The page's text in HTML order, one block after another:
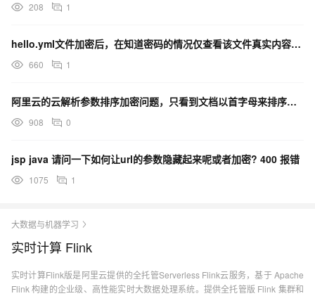
208 1
hello.yml文件加密后，在知道密码的情况仅查看该文件真实内容，要用到哪个参数呀？
660 1
阿里云的云解析参数排序加密问题，只看到文档以首字母来排序，如果多个首字母相同的参数，这时应该怎么排序
908 0
jsp java 请问一下如何让url的参数隐藏起来呢或者加密? 400 报错
1075 1
大数据与机器学习
实时计算 Flink
实时计算Flink版是阿里云提供的全托管Serverless Flink云服务，基于 Apache
Flink 构建的企业级、高性能实时大数据处理系统。提供全托管版 Flink 集群和